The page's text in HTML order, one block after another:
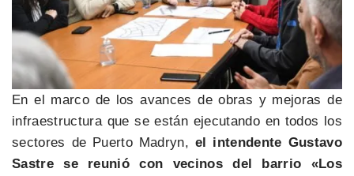
En el marco de los avances de obras y mejoras de
infraestructura que se están ejecutando en todos los
sectores de Puerto Madryn, el intendente Gustavo
Sastre se reunió con vecinos del barrio «Los